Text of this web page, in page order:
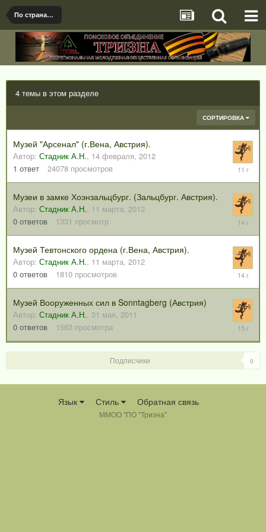
По странам и регионам
4 темы в этом разделе
СОРТИРОВКА
Музей "Арсенал" (г.Вена, Австрия).
Автор: Стадник А.Н., 14 февраля, 2012
1 ответ 24078 просмотров
20
2014
Музеи в замке Хоэнзальцбург. (Зальцбург. Австрия).
Автор: Стадник А.Н., 11 марта, 2012
0 ответов 1331 просмотр
11
2012
Музей Тевтонского ордена (г.Вена, Австрия).
Автор: Стадник А.Н., 11 марта, 2012
0 ответов 1810 просмотров
11
2012
Музей Вооруженных сил в Sonntagberg (Австрия)
Автор: Стадник А.Н., 31 мая, 2011
0 ответов 1563 просмотра
31
2011
Подписчики 0
Язык Стиль Обратная связь
ММОО "ПО "Тризна"